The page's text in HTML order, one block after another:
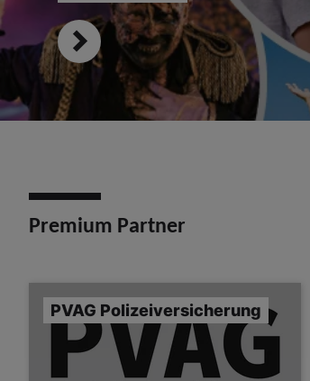
Premium Partner
PVAG Polizeiversicherung